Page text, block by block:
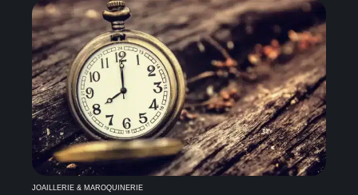
JOAILLERIE & MAROQUINERIE